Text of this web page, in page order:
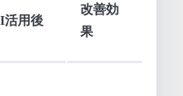
活用後
改善効
果